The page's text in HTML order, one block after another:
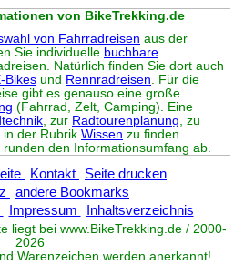
von BikeTrekking.de
von Fahrradreisen aus der
Sie individuelle buchbare
Natürlich finden Sie dort auch
Bikes und Rennradreisen. Für die
gibt es genauso eine große
(Fahrrad, Zelt, Camping). Eine
, zur Radtourenplanung, zu
in der Rubrik Wissen zu finden.
runden den Informationsumfang ab.
Kontakt
Seite drucken
andere Bookmarks
Impressum Inhaltsverzeichnis
liegt bei www. BikeTrekking.de / 2000-
2026
Warenzeichen werden anerkannt!